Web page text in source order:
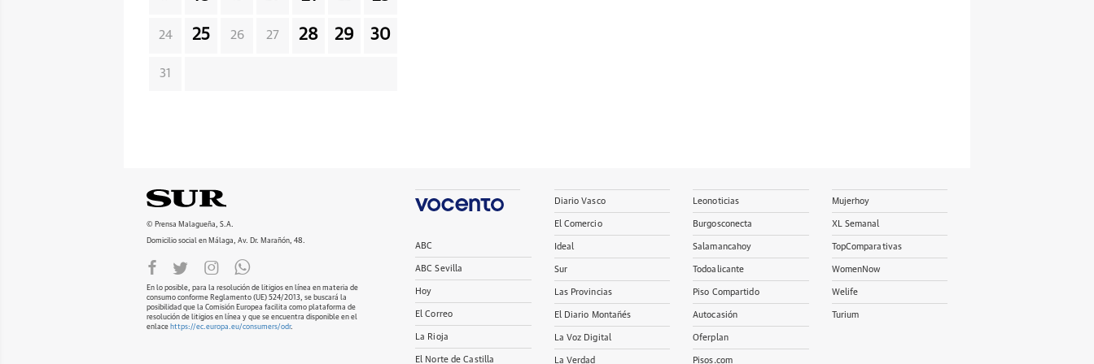
24 25 26 27 28 29 30
31
© Prensa Malagueña, S.A.
Domicilio social en Málaga, Av. Dr. Marañón, 48.
En lo posible, para la resolución de litigios en línea en materia de
consumo conforme Reglamento (UE) 524/2013, se buscará la
posibilidad que la Comisión Europea facilita como plataforma de
resolución de litigios en línea y que se encuentra disponible en el
enlace https://ec.europa.eu/consumers/odr.
ABC
ABC Sevilla
Hoy
El Correo
La Rioja
El Norte de Castilla
Diario Vasco
El Comercio
Ideal
Sur
Las Provincias
El Diario Montañés
La Voz Digital
La Verdad
Leonoticias
Burgosconecta
Salamancahoy
Todoalicante
Piso Compartido
Autocasión
Oferplan
Pisos.com
Mujerhoy
XL Semanal
TopComparativas
WomenNow
Welife
Turium